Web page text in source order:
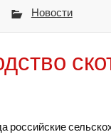
Новости
российские